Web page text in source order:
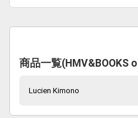
商品一覧(HMV&BOOKS
Lucien Kimono